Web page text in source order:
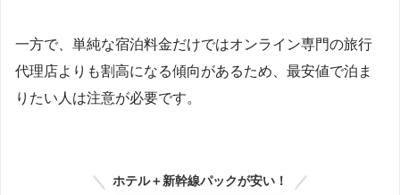
一方で、単純な宿泊料金だけではオンライン専門の旅行
代理店よりも割高になる傾向があるため、最安値で泊ま
りたい人は注意が必要です。
ホテル＋新幹線パックが安い！